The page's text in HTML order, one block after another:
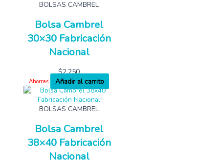
BOLSAS CAMBREL
Bolsa Cambrel
30×30 Fabricación
Nacional
$2,250
Ahorras Añadir al carrito
BOLSAS CAMBREL
Bolsa Cambrel
38×40 Fabricación
Nacional